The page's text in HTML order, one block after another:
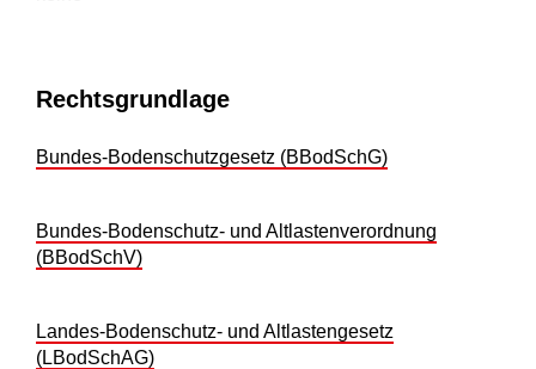
Rechtsgrundlage
Bundes-Bodenschutzgesetz (BBodSchG)
Bundes-Bodenschutz- und Altlastenverordnung
(BBodSchV)
Landes-Bodenschutz- und Altlastengesetz
(LBodSchAG)